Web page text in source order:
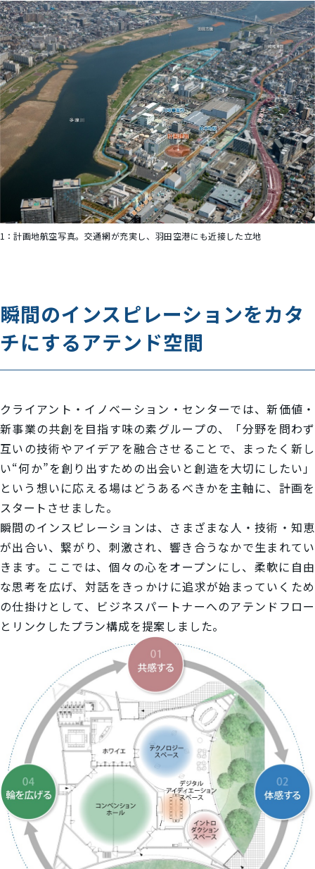
1： 計画地航空写真。交通網が充実し、羽田空港にも近接した立地
瞬間のインスピレーションをカタ
チにするアテンド空間
クライアント・イノベーション・センターでは、新価値・
新事業の共創を目指す味の素グループの、「分野を問わず
互いの技術やアイデアを融合させることで、まったく新し
い“何か”を創り出すための出会いと創造を大切にしたい」
という想いに応える場はどうあるべきかを主軸に、計画を
スタートさせました。
瞬間のインスピレーションは、さまざまな人・技術・知恵
が出合い、繋がり、刺激され、響き合うなかで生まれてい
きます。ここでは、個々の心をオープンにし、柔軟に自由
な思考を広げ、対話をきっかけに追求が始まっていくため
の仕掛けとして、ビジネスパートナーへのアテンドフロー
とリンクしたプラン構成を提案しました。